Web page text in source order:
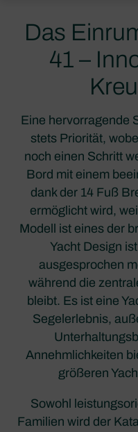
Das
41 –
Eine hervorragende
stets Priorität,
noch einen Schritt
Bord mit einem
dank der 14 Fuß
ermöglicht wird,
Modell ist eines der
Yacht Design
ausgesprochen
während die
bleibt. Es ist eine
Segelerlebnis,
Annehmlichkeiten
größeren
Sowohl
Familien wird der